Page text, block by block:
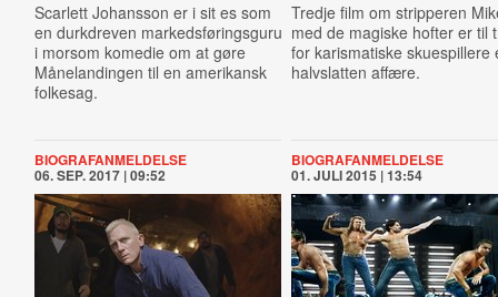
Scarlett Johansson er i sit es som
en durkdreven markedsføringsguru
i morsom komedie om at gøre
Månelandingen til en amerikansk
folkesag.
Tredje film om stripperen
med de magiske hofter er til
for karismatiske skuespillere
halvslatten affære.
BIOGRAFANMELDELSE
06. SEP. 2017 | 09:52
BIOGRAFANMELDELSE
01. JULI 2015 | 13:54